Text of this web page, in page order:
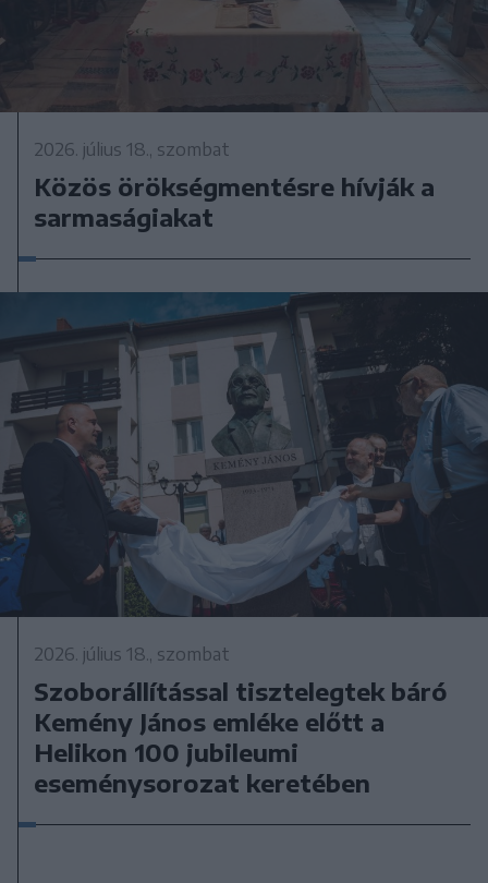
2026. július 18., szombat
Közös örökségmentésre hívják a
sarmaságiakat
2026. július 18., szombat
Szoborállítással tisztelegtek báró
Kemény János emléke előtt a
Helikon 100 jubileumi
eseménysorozat keretében